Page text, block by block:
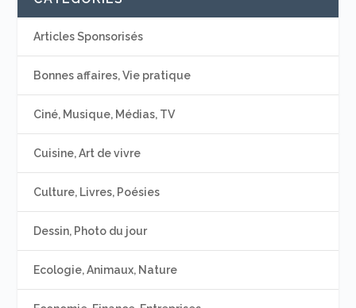
Articles Sponsorisés
Bonnes affaires, Vie pratique
Ciné, Musique, Médias, TV
Cuisine, Art de vivre
Culture, Livres, Poésies
Dessin, Photo du jour
Ecologie, Animaux, Nature